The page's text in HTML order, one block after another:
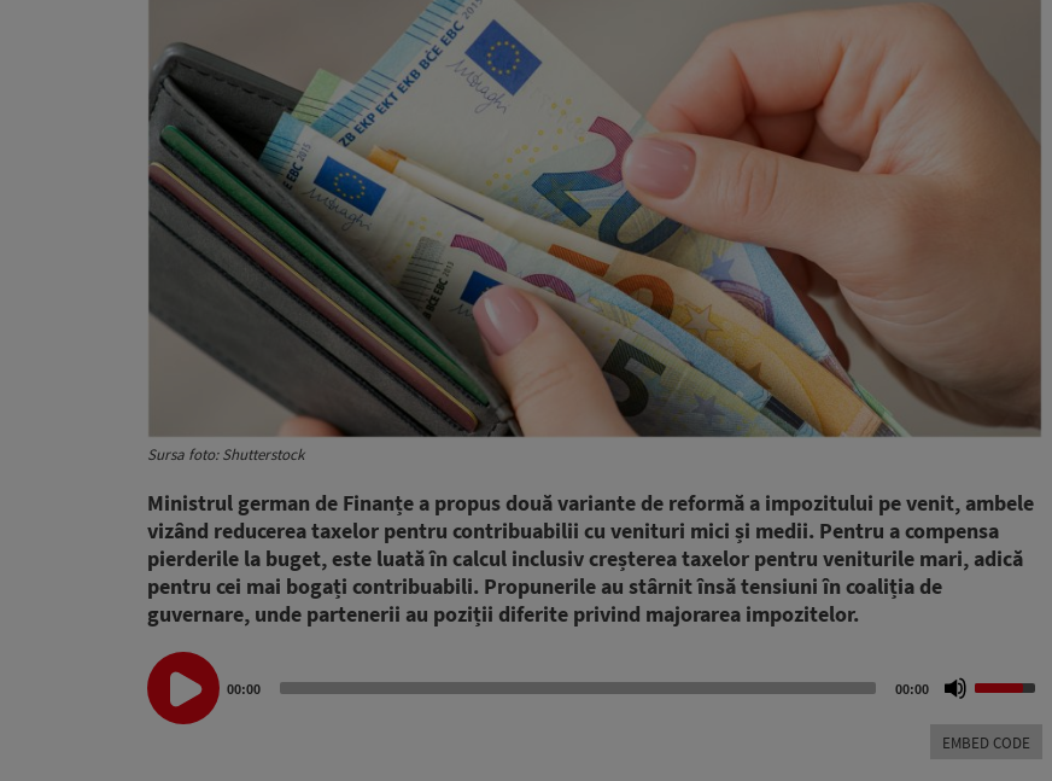
Sursa foto: Shutterstock
Ministrul german de Finanțe a propus două variante de reformă a impozitului pe venit, ambele
vizând reducerea taxelor pentru contribuabilii cu venituri mici și medii. Pentru a compensa
pierderile la buget, este luată în calcul inclusiv creșterea taxelor pentru veniturile mari, adică
pentru cei mai bogați contribuabili. Propunerile au stârnit însă tensiuni în coaliția de
guvernare, unde partenerii au poziții diferite privind majorarea impozitelor.
Audio
Player
00:00 00:00
Up/Down
keys
EMBED CODE